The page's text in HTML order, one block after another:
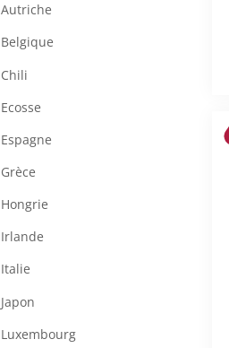
Autriche
Belgique
Chili
Ecosse
Espagne
Grèce
Hongrie
Irlande
Italie
Japon
Luxembourg